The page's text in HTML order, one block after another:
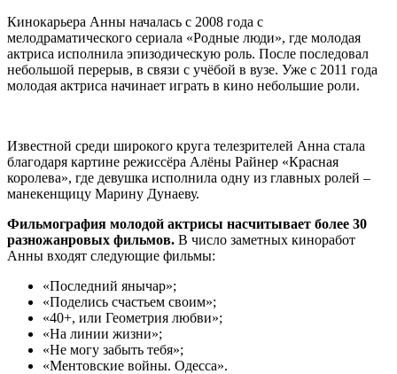
Кинокарьера Анны началась с 2008 года с
мелодраматического сериала «Родные люди», где молодая
актриса исполнила эпизодическую роль. После последовал
небольшой перерыв, в связи с учёбой в вузе. Уже с 2011 года
молодая актриса начинает играть в кино небольшие роли.
Известной среди широкого круга телезрителей Анна стала
благодаря картине режиссёра Алёны Райнер «Красная
королева», где девушка исполнила одну из главных ролей –
манекенщицу Марину Дунаеву.
Фильмография молодой актрисы насчитывает более 30
разножанровых фильмов. В число заметных киноработ
Анны входят следующие фильмы:
«Последний янычар»;
«Поделись счастьем своим»;
«40+, или Геометрия любви»;
«На линии жизни»;
«Не могу забыть тебя»;
«Ментовские войны. Одесса».